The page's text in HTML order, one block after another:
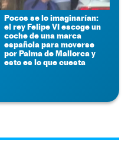
Pocos se lo imaginarían:
el rey Felipe VI escoge un
coche de una marca
española para moverse
por Palma de Mallorca y
esto es lo que cuesta